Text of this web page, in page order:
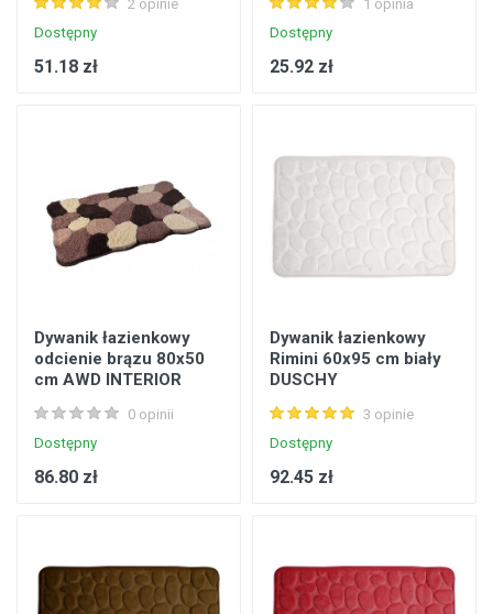
2 opinie
Dostępny
51.18 zł
1 opinia
Dostępny
25.92 zł
Dywanik łazienkowy
odcienie brązu 80x50
cm AWD INTERIOR
0 opinii
Dostępny
86.80 zł
Dywanik łazienkowy
Rimini 60x95 cm biały
DUSCHY
3 opinie
Dostępny
92.45 zł